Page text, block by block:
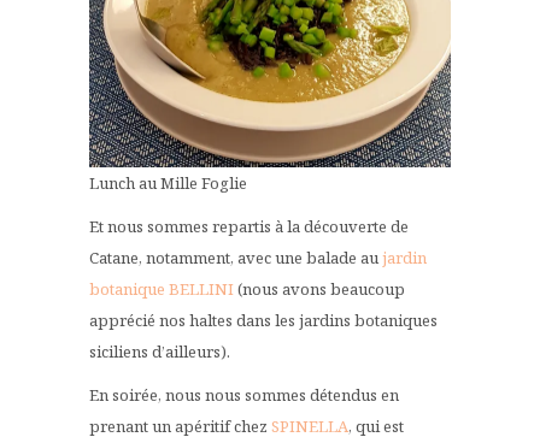
Lunch au Mille Foglie
Et nous sommes repartis à la découverte de
Catane, notamment, avec une balade aujardin
botanique BELLINI(nous avons beaucoup
apprécié nos haltes dans les jardins botaniques
siciliens d’ailleurs).
En soirée, nous nous sommes détendus en
prenant un apéritif chez SPINELLA, qui est